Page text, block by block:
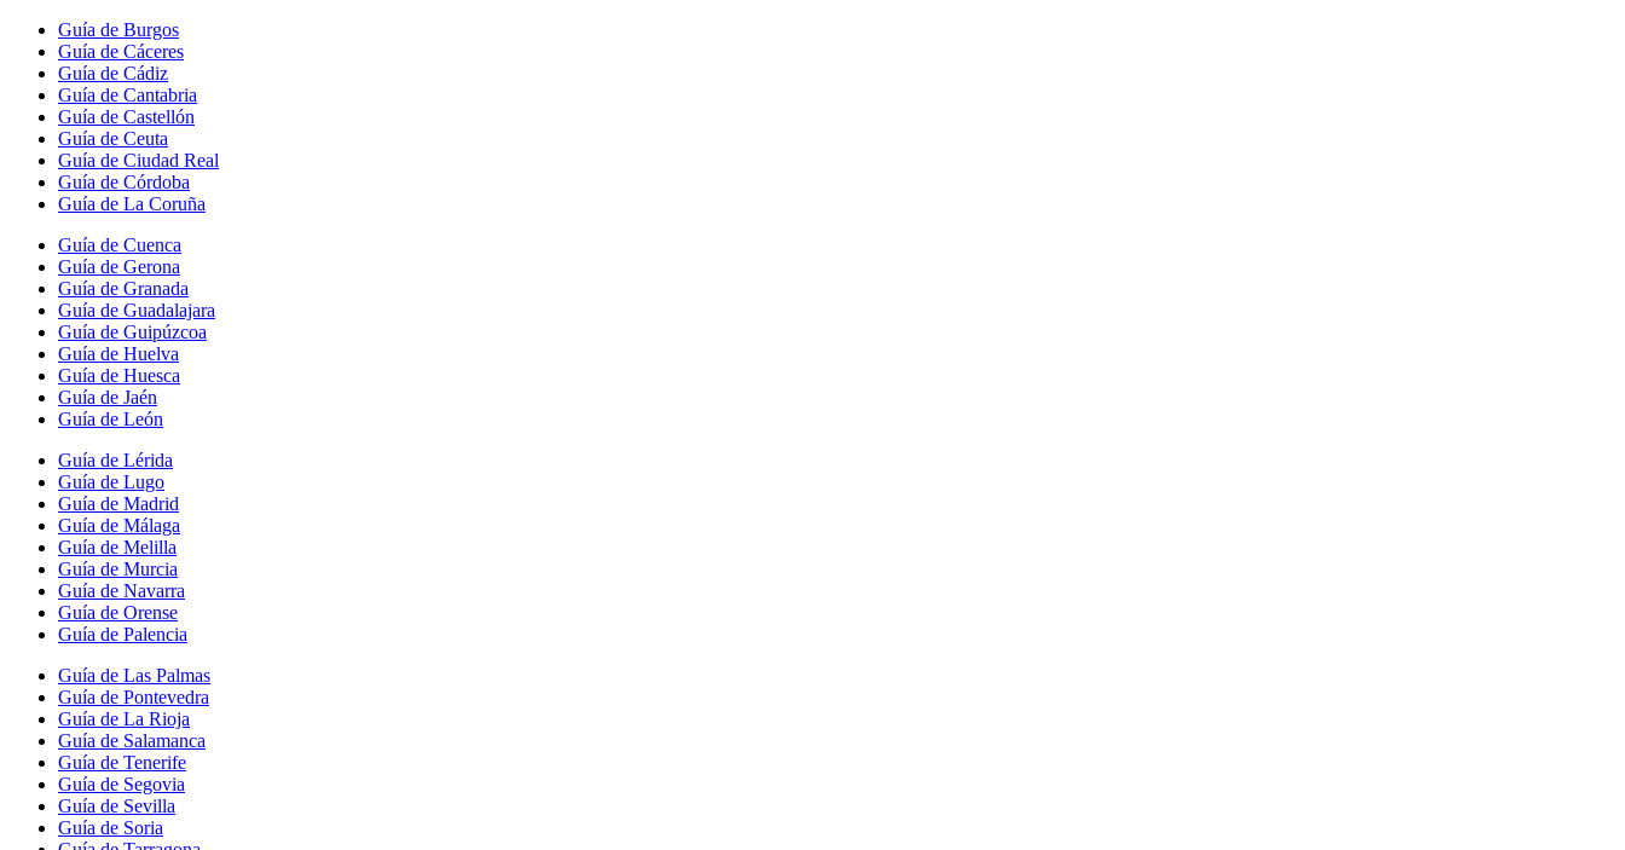
Guía de Burgos
Guía de Cáceres
Guía de Cádiz
Guía de Cantabria
Guía de Castellón
Guía de Ceuta
Guía de Ciudad Real
Guía de Córdoba
Guía de La Coruña
Guía de Cuenca
Guía de Gerona
Guía de Granada
Guía de Guadalajara
Guía de Guipúzcoa
Guía de Huelva
Guía de Huesca
Guía de Jaén
Guía de León
Guía de Lérida
Guía de Lugo
Guía de Madrid
Guía de Málaga
Guía de Melilla
Guía de Murcia
Guía de Navarra
Guía de Orense
Guía de Palencia
Guía de Las Palmas
Guía de Pontevedra
Guía de La Rioja
Guía de Salamanca
Guía de Tenerife
Guía de Segovia
Guía de Sevilla
Guía de Soria